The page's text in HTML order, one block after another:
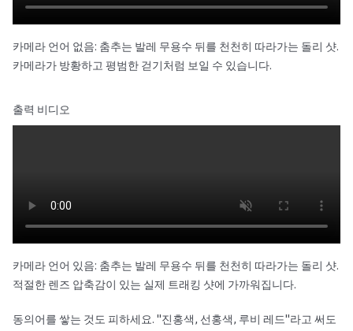
카메라 언어 없음: 춤추는 발레 무용수 뒤를 천천히 따라가는 돌리 샷.
카메라가 방황하고 평범한 걷기처럼 보일 수 있습니다.
출력 비디오
카메라 언어 있음: 춤추는 발레 무용수 뒤를 천천히 따라가는 돌리 샷.
적절한 렌즈 압축감이 있는 실제 트래킹 샷에 가까워집니다.
동의어를 쌓는 것도 피하세요. "진홍색, 선홍색, 루비 레드"라고 써도